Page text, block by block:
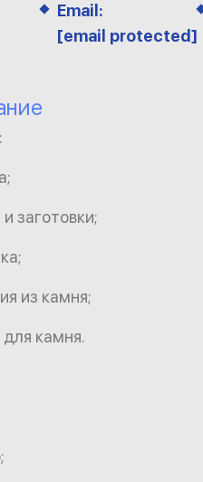
Email:
[email protected]
заготовки;
из камня;
камня.